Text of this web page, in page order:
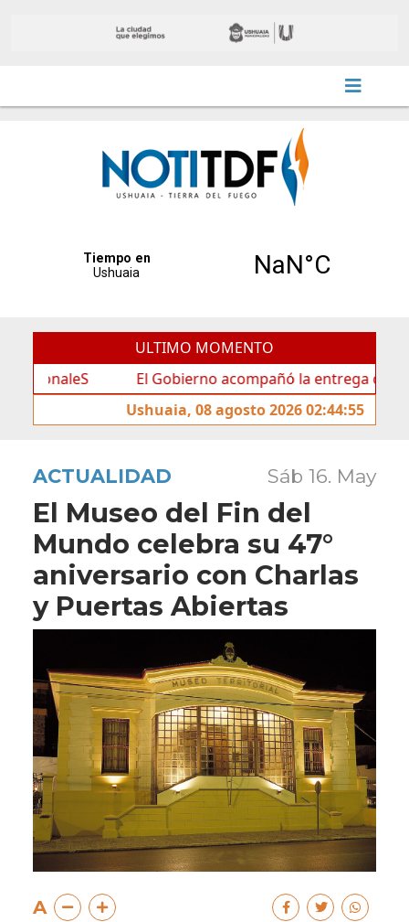
ULTIMO MOMENTO
El Gobierno acompañó la entrega de nueva
Ushuaia, 08 agosto 2026 02:44:55
ACTUALIDAD Sáb 16. May
El Museo del Fin del
Mundo celebra su 47°
aniversario con Charlas
y Puertas Abiertas
A